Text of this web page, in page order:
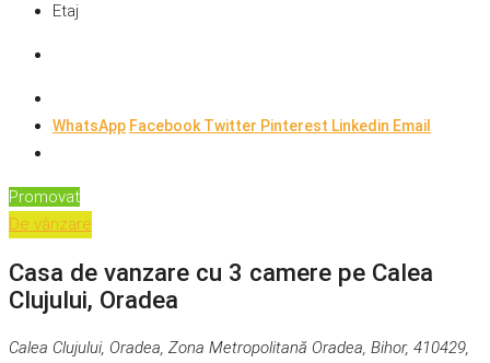
Etaj
WhatsApp FacebookTwitter Pinterest Linkedin Email
Promovat
De vânzare
Casa de vanzare cu 3 camere pe Calea
Clujului, Oradea
Calea Clujului, Oradea, Zona Metropolitană Oradea, Bihor, 410429,